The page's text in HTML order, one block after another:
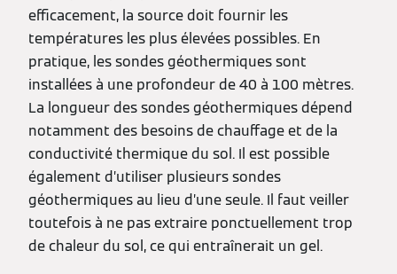
efficacement, la source doit fournir les
températures les plus élevées possibles. En
pratique, les sondes géothermiques sont
installées à une profondeur de 40 à 100 mètres.
La longueur des sondes géothermiques dépend
notamment des besoins de chauffage et de la
conductivité thermique du sol. Il est possible
également d’utiliser plusieurs sondes
géothermiques au lieu d’une seule. Il faut veiller
toutefois à ne pas extraire ponctuellement trop
de chaleur du sol, ce qui entraînerait un gel.